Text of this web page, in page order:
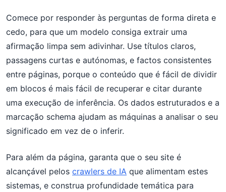
Comece por responder às perguntas de forma direta e
cedo, para que um modelo consiga extrair uma
afirmação limpa sem adivinhar. Use títulos claros,
passagens curtas e autónomas, e factos consistentes
entre páginas, porque o conteúdo que é fácil de dividir
em blocos é mais fácil de recuperar e citar durante
uma execução de inferência. Os dados estruturados e a
marcação schema ajudam as máquinas a analisar o seu
significado em vez de o inferir.
Para além da página, garanta que o seu site é
alcançável pelos crawlers de IA que alimentam estes
sistemas, e construa profundidade temática para